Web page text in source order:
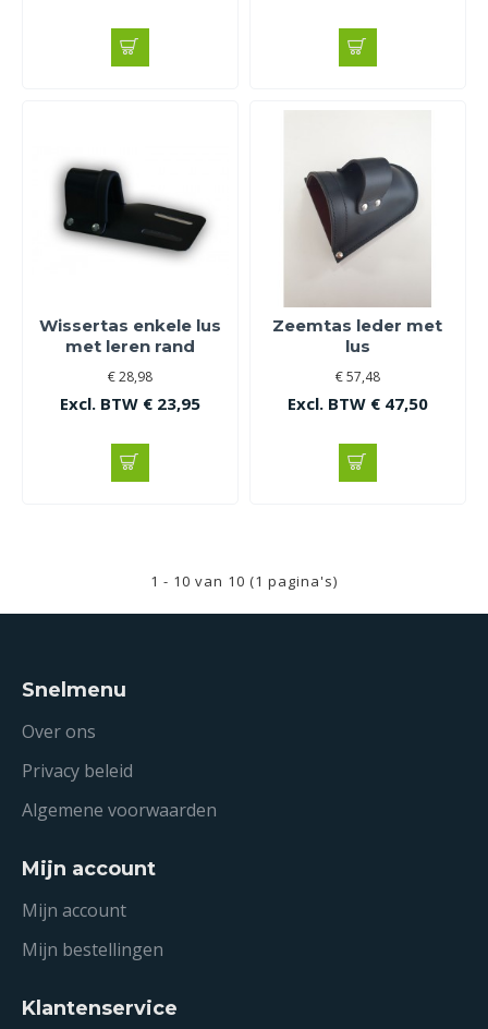
Wissertas enkele lus
met leren rand
€ 28,98
Excl. BTW € 23,95
Zeemtas leder met
lus
€ 57,48
Excl. BTW € 47,50
1 - 10 van 10 (1 pagina's)
Snelmenu
Over ons
Privacy beleid
Algemene voorwaarden
Mijn account
Mijn account
Mijn bestellingen
Klantenservice